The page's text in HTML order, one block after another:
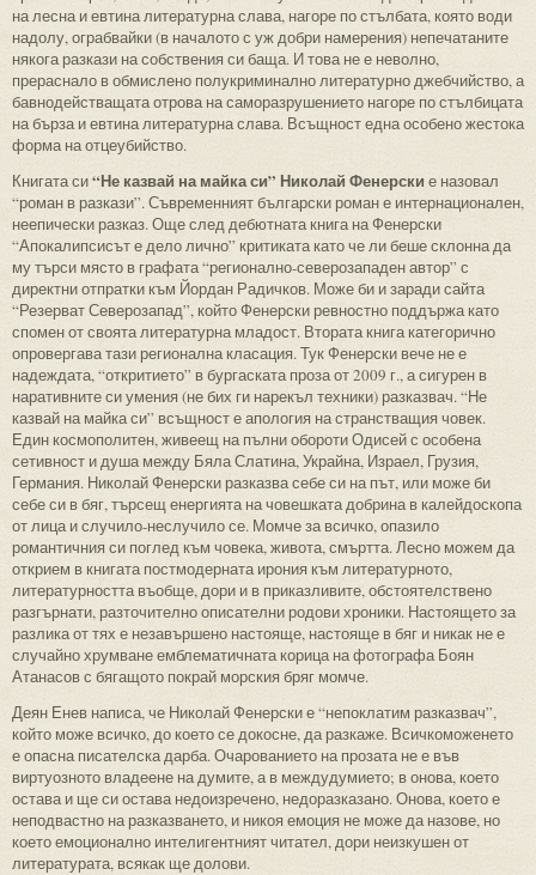
на лесна и евтина литературна слава, нагоре по стълбата, която води
надолу, ограбвайки (в началото с уж добри намерения) непечатаните
някога разкази на собствения си баща. И това не е неволно,
прераснало в обмислено полукриминално литературно джебчийство, а
бавнодействащата отрова на саморазрушението нагоре по стълбицата
на бърза и евтина литературна слава. Всъщност една особено жестока
форма на отцеубийство.
Книгата си“Не казвай на майка си” Николай Фенерски е назовал
“роман в разкази”. Съвременният български роман е интернационален,
неепически разказ. Още след дебютната книга на Фенерски
“Апокалипсисът е дело лично” критиката като че ли беше склонна да
му търси място в графата “регионално-северозападен автор” с
директни отпратки към Йордан Радичков. Може би и заради сайта
“Резерват Северозапад”, който Фенерски ревностно поддържа като
спомен от своята литературна младост. Втората книга категорично
опровергава тази регионална класация. Тук Фенерски вече не е
надеждата, “откритието” в бургаската проза от 2009 г., а сигурен в
наративните си умения (не бих ги нарекъл техники) разказвач. “Не
казвай на майка си” всъщност е апология на странстващия човек.
Един космополитен, живеещ на пълни обороти Одисей с особена
сетивност и душа между Бяла Слатина, Украйна, Израел, Грузия,
Германия. Николай Фенерски разказва себе си на път, или може би
себе си в бяг, търсещ енергията на човешката добрина в калейдоскопа
от лица и случило-неслучило се. Момче за всичко, опазило
романтичния си поглед към човека, живота, смъртта. Лесно можем да
открием в книгата постмодерната ирония към литературното,
литературността въобще, дори и в приказливите, обстоятелствено
разгърнати, разточително описателни родови хроники. Настоящето за
разлика от тях е незавършено настояще, настояще в бяг и никак не е
случайно хрумване емблематичната корица на фотографа Боян
Атанасов с бягащото покрай морския бряг момче.
Деян Енев написа, че Николай Фенерски е “непоклатим разказвач”,
който може всичко, до което се докосне, да разкаже. Всичкоможенето
е опасна писателска дарба. Очарованието на прозата не е във
виртуозното владеене на думите, а в междудумието; в онова, което
остава и ще си остава недоизречено, недоразказано. Онова, което е
неподвастно на разказването, и никоя емоция не може да назове, но
което емоционално интелигентният читател, дори неизкушен от
литературата, всякак ще долови.